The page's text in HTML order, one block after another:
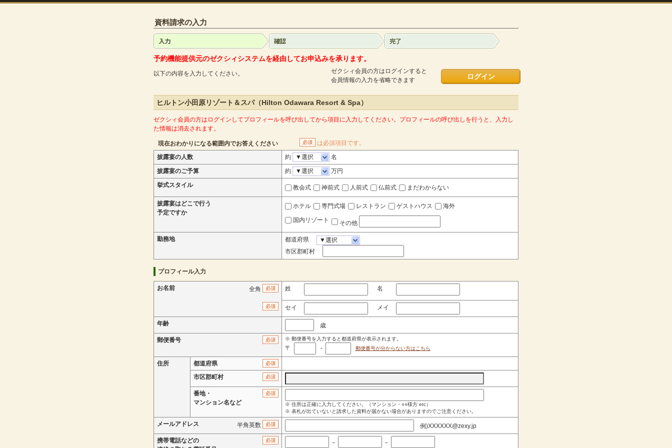
資料請求の入力
予約機能提供元のゼクシィシステムを経由してお申込みを承ります。
以下の内容を入力してください。
ゼクシィ会員の方はログインすると
会員情報の入力を省略できます
ログイン
ヒルトン小田原リゾート＆スパ（Hilton Odawara Resort & Spa）
ゼクシィ会員の方はログインしてプロフィールを呼び出してから項目に入力してください。プロフィールの呼び出しを行うと、入力し
た情報は消去されます。
現在おわかりになる範囲内でお答えください 必須
は必須項目です。
披露宴の人数
約 ▼選択
名
披露宴のご予算
約 ▼選択
万円
挙式スタイル
教会式 神前式 人前式 仏前式 まだわからない
披露宴はどこで行う
予定ですか
ホテル 専門式場 レストラン ゲストハウス
海外
国内リゾート
その他
勤務地 都道府県
▼選択
市区郡町村
プロフィール入力
お名前 全角 必須 姓 名
必須 セイ メイ
年齢 歳
郵便番号 必須 ※ 郵便番号を入力すると都道府県が表示されます。
〒 - 郵便番号が分からない方はこちら
住所 都道府県 必須
市区郡町村 必須
番地・
マンション名など
必須
※ 住所は正確に入力してください。（マンション・○○様方 etc）
※ 表札が出ていないと請求した資料が届かない場合がありますのでご注意ください。
メールアドレス 半角英数 必須 例)XXXXXX@zexy.jp
携帯電話などの
必須 － －